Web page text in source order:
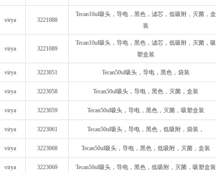
virya 3221088
Tecan10ul吸头，导电，黑色，滤芯，低吸附，灭菌，盒
装
virya 3221089
Tecan10ul吸头，导电，黑色，滤芯，低吸附，灭菌，吸
塑盒装
virya 3223051 Tecan50ul吸头，导电，黑色，袋装
virya 3223058 Tecan50ul吸头，导电，黑色，灭菌，盒装
virya 3223059 Tecan50ul吸头，导电，黑色，灭菌，吸塑盒装
virya 3223061 Tecan50ul吸头，导电，黑色，低吸附，袋装，
virya 3223068 Tecan50ul吸头，导电，黑色，低吸附，灭菌，盒装
virya 3223069 Tecan50ul吸头，导电，黑色，低吸附，灭菌，吸塑盒装